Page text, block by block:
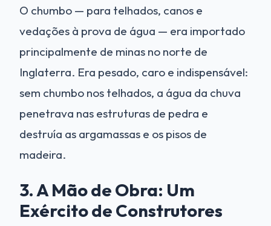
O chumbo — para telhados, canos e
vedações à prova de água — era importado
principalmente de minas no norte de
Inglaterra. Era pesado, caro e indispensável:
sem chumbo nos telhados, a água da chuva
penetrava nas estruturas de pedra e
destruía as argamassas e os pisos de
madeira.
3. A Mão de Obra: Um
Exército de Construtores